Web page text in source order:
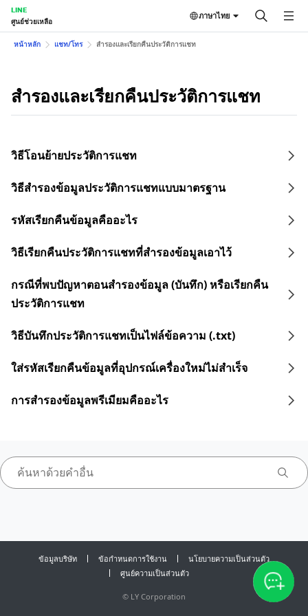
LINE
ศูนย์ช่วยเหลือ
ภาษาไทย
หน้าหลัก แชท/โทร สำรองและเรียกคืนประวัติการแชท
สำรองและเรียกคืนประวัติการแชท
วิธีโอนย้ายประวัติการแชท
วิธีสำรองข้อมูลประวัติการแชทแบบมาตรฐาน
รหัสเรียกคืนข้อมูลคืออะไร
วิธีเรียกคืนประวัติการแชทที่สำรองข้อมูลเอาไว้
กรณีที่พบปัญหาตอนสำรองข้อมูล (บันทึก) หรือเรียกคืน
ประวัติการแชท
วิธีบันทึกประวัติการแชทเป็นไฟล์ข้อความ (.txt)
ใส่รหัสเรียกคืนข้อมูลที่อุปกรณ์เครื่องใหม่ไม่สำเร็จ
การสำรองข้อมูลพรีเมียมคืออะไร
ข้อมูลบริษัท ข้อกำหนดการใช้งาน
นโยบายความเป็นส่วนตัว
ศูนย์ความเป็นส่วนตัว
© LY Corporation